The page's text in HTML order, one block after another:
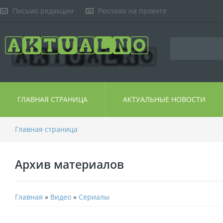
Письмо редакции Реклама на проекте
ГЛАВНАЯ СТРАНИЦА АКТУАЛЬНЫЕ НОВОСТИ
Главная страница
Архив материалов
Главная » Видео » Сериалы